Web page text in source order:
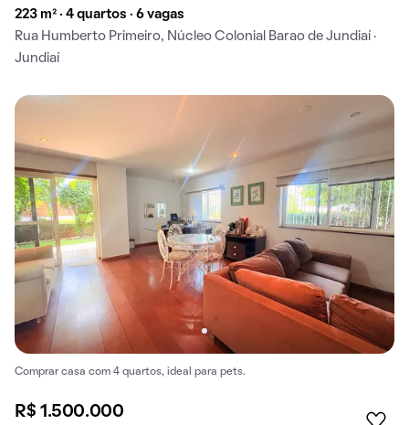
223 m² · 4 quartos · 6 vagas
Rua Humberto Primeiro, Núcleo Colonial Barao de Jundiaí ·
Jundiaí
Comprar casa com 4 quartos, ideal para pets.
R$ 1.500.000